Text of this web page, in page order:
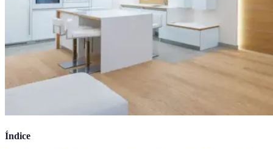
Índice